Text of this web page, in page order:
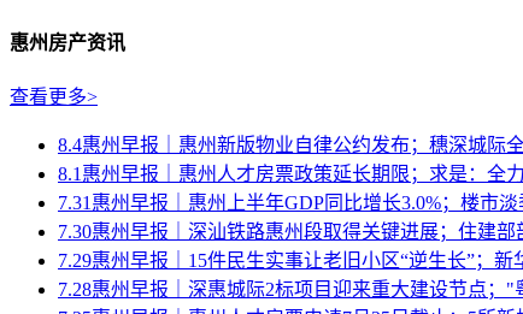
惠州房产资讯
查看更多>
8.4惠州早报｜惠州新版物业自律公约发布；穗深城际
8.1惠州早报｜惠州人才房票政策延长期限；求是：全
7.31惠州早报｜惠州上半年GDP同比增长3.0%；楼市淡
7.30惠州早报｜深汕铁路惠州段取得关键进展；住建部
7.29惠州早报｜15件民生实事让老旧小区“逆生长”；新
7.28惠州早报｜深惠城际2标项目迎来重大建设节点；"